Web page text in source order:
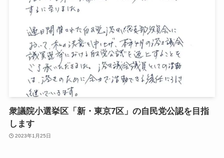
衆議院小選挙区「新・東京7区」の自民党公認を目指
します
2023年1月25日